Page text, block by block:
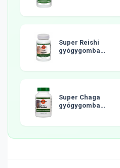
Super Reishi
gyógygomba
Super Chaga
gyógygomba